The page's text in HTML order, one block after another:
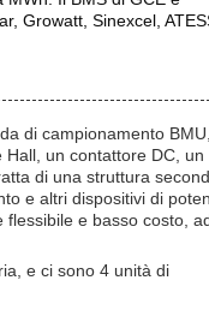
Growatt, Sinexcel,
di campionamento
un contattore DC, un
di una struttura
e altri dispositivi di
e basso costo,
e ci sono 4 unità di